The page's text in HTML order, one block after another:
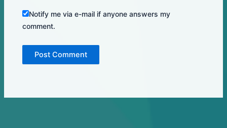
Notify me via e-mail if anyone answers my
comment.